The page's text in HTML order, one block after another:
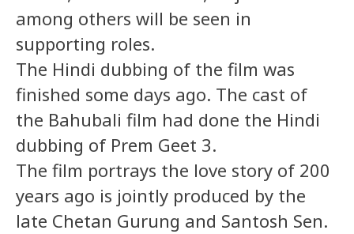
among others will be seen in
supporting roles.
The Hindi dubbing of the film was
finished some days ago. The cast of
the Bahubali film had done the Hindi
dubbing of Prem Geet 3.
The film portrays the love story of 200
years ago is jointly produced by the
late Chetan Gurung and Santosh Sen.